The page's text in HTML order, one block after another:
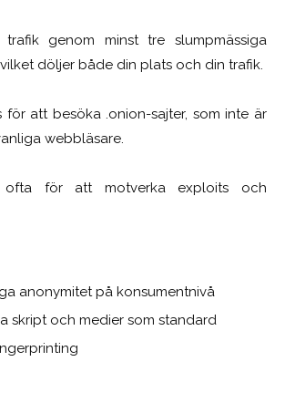
genom minst tre slumpmässiga
döljer både din plats och din trafik.
för att besöka .onion-sajter, som inte är
webbläsare.
ofta för att motverka exploits och
anonymitet på konsumentnivå
skript och medier som standard